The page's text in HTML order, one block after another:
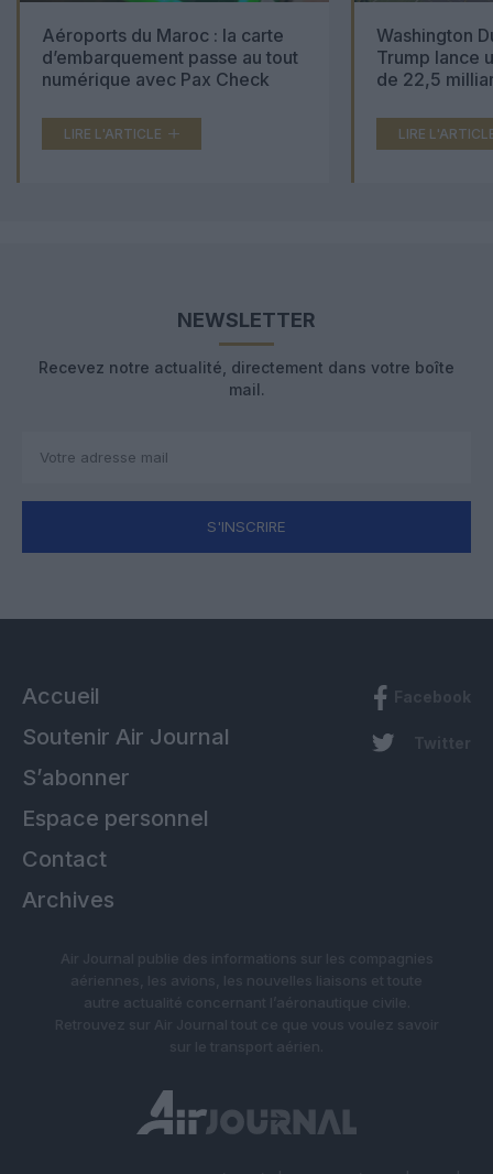
Aéroports du Maroc : la carte
d’embarquement passe au tout
numérique avec Pax Check
LIRE L'ARTICLE
Washington
Trump lance
de 22,5
LIRE
NEWSLETTER
Recevez notre actualité, directement dans votre boîte
mail.
S'INSCRIRE
Accueil
Soutenir Air Journal
S’abonner
Espace personnel
Contact
Archives